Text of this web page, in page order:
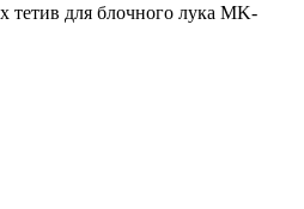
тетив для блочного лука MK-